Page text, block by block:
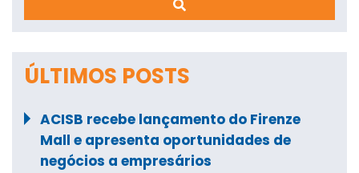
ÚLTIMOS POSTS
ACISB recebe lançamento do Firenze
Mall e apresenta oportunidades de
negócios a empresários